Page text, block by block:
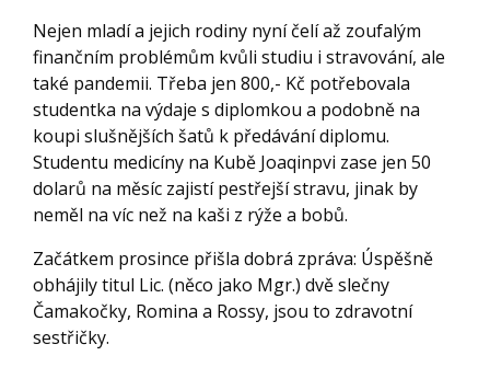
Nejen mladí a jejich rodiny nyní čelí až zoufalým
finančním problémům kvůli studiu i stravování, ale
také pandemii. Třeba jen 800,- Kč potřebovala
studentka na výdaje s diplomkou a podobně na
koupi slušnějších šatů k předávání diplomu.
Studentu medicíny na Kubě Joaqinpvi zase jen 50
dolarů na měsíc zajistí pestřejší stravu, jinak by
neměl na víc než na kaši z rýže a bobů.
Začátkem prosince přišla dobrá zpráva: Úspěšně
obhájily titul Lic. (něco jako Mgr.) dvě slečny
Čamakočky, Romina a Rossy, jsou to zdravotní
sestřičky.